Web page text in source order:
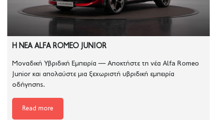
Η ΝΕΑ ALFA ROMEO JUNIOR
Μοναδική Υβριδική Εμπειρία — Αποκτήστε τη νέα Alfa Romeo
Junior και απολαύστε μια ξεχωριστή υβριδική εμπειρία
οδήγησης.
Read more